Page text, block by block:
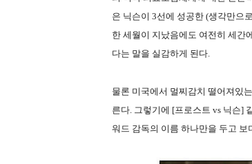
은 닉슨이 3선에 성공한 (생각만으
한 세월이 지났음에도 여전히 세간
다는 말을 실감하게 된다.
물론 미국에서 멀찌감치 떨어져있
른다. 그렇기에 [프로스트 vs 닉슨]
워드 감독의 이름 하나만을 두고